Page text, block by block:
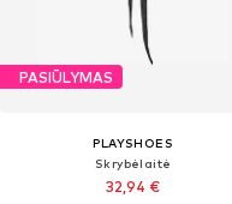
PASIŪLYMAS
PLAYSHOES
Skrybėlaitė
32,94 €